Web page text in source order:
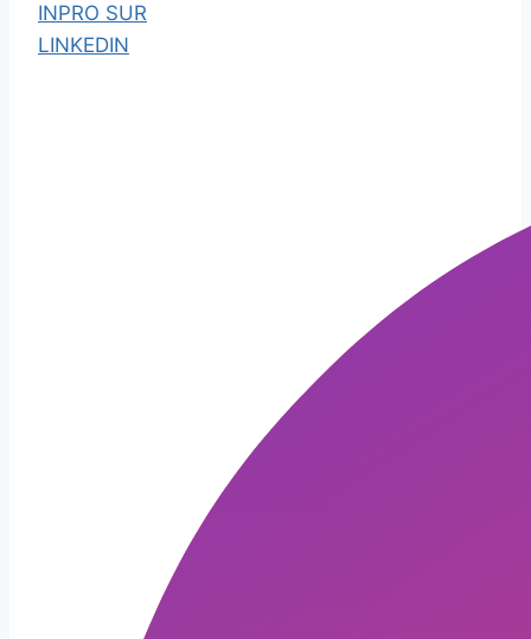
INPRO SUR
LINKEDIN